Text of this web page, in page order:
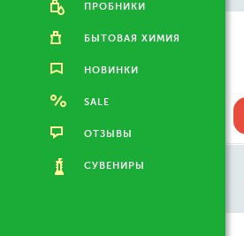
ПРОБНИКИ
БЫТОВАЯ ХИМИЯ
НОВИНКИ
SALE
ОТЗЫВЫ
СУВЕНИРЫ